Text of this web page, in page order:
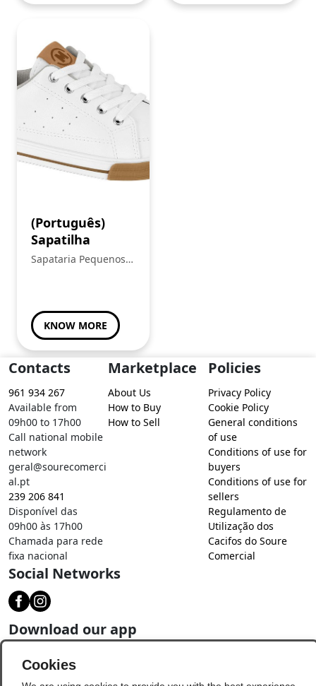
(Português)
Sapatilha
Sapataria Pequenos
KNOW MORE
Contacts
961 934 267
Available from
09h00 to 17h00
Call national mobile
network
geral@sourecomerci
al.pt
239 206 841
Disponível das
09h00 às 17h00
Chamada para rede
fixa nacional
Marketplace
About Us
How to Buy
How to Sell
Policies
Privacy Policy
Cookie Policy
General conditions
of use
Conditions of use for
buyers
Conditions of use for
sellers
Regulamento de
Utilização dos
Cacifos do Soure
Comercial
Social Networks
Download our app
Cookies